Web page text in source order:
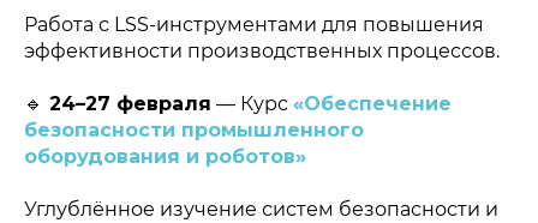
Работа с LSS-инструментами для повышения
эффективности производственных процессов.
🔹 24–27 февраля — Курс «Обеспечение
безопасности промышленного
оборудования и роботов»
Углублённое изучение систем безопасности и
© 2015-2026 НАУРР. Все права защищены. При использовании
При использовании материалов ссылка на ROBOTUNION.RU —
обязательна